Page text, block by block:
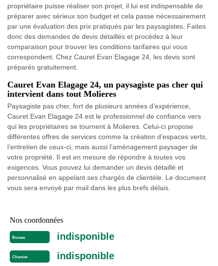
propriétaire puisse réaliser son projet, il lui est indispensable de
préparer avec sérieux son budget et cela passe nécessairement
par une évaluation des prix pratiqués par les paysagistes. Faites
donc des demandes de devis détaillés et procédez à leur
comparaison pour trouver les conditions tarifaires qui vous
correspondent. Chez Cauret Evan Elagage 24, les devis sont
préparés gratuitement.
Cauret Evan Elagage 24, un paysagiste pas cher qui
intervient dans tout Molieres
Paysagiste pas cher, fort de plusieurs années d’expérience,
Cauret Evan Elagage 24 est le professionnel de confiance vers
qui les propriétaires se tournent à Molieres. Celui-ci propose
différentes offres de services comme la création d’espaces verts,
l’entretien de ceux-ci, mais aussi l’aménagement paysager de
votre propriété. Il est en mesure de répondre à toutes vos
exigences. Vous pouvez lui demander un devis détaillé et
personnalisé en appelant ses chargés de clientèle. Le document
vous sera envoyé par mail dans les plus brefs délais.
Nos coordonnées
Bureau indisponible
Chantier indisponible